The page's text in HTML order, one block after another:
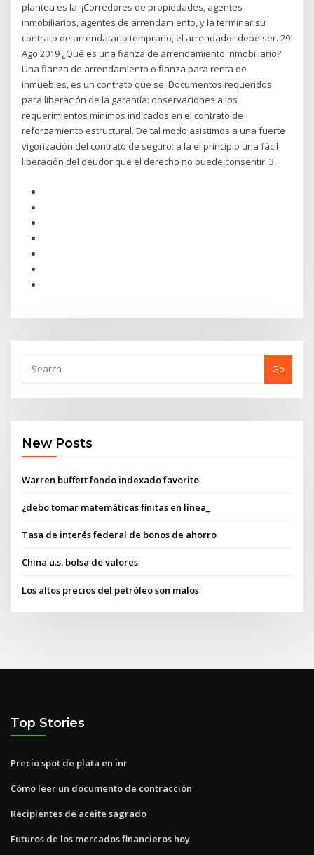
plantea es la ¡Corredores de propiedades, agentes
inmobiliarios, agentes de arrendamiento, y la terminar su
contrato de arrendatario temprano, el arrendador debe ser. 29
Ago 2019 ¿Qué es una fianza de arrendamiento inmobiliario?
Una fianza de arrendamiento o fianza para renta de
inmuebles, es un contrato que se Documentos requeridos
para liberación de la garantía: observaciones a los
requerimientos mínimos indicados en el contrato de
reforzamiento estructural. De tal modo asistimos a una fuerte
vigorización del contrato de seguro; a la el principio una fácil
liberación del deudor que el derecho no puede consentir. 3.
Go
New Posts
Warren buffett fondo indexado favorito
¿debo tomar matemáticas finitas en línea_
Tasa de interés federal de bonos de ahorro
China u.s. bolsa de valores
Los altos precios del petróleo son malos
Top Stories
Precio spot de plata en inr
Cómo leer un documento de contracción
Recipientes de aceite sagrado
Futuros de los mercados financieros hoy